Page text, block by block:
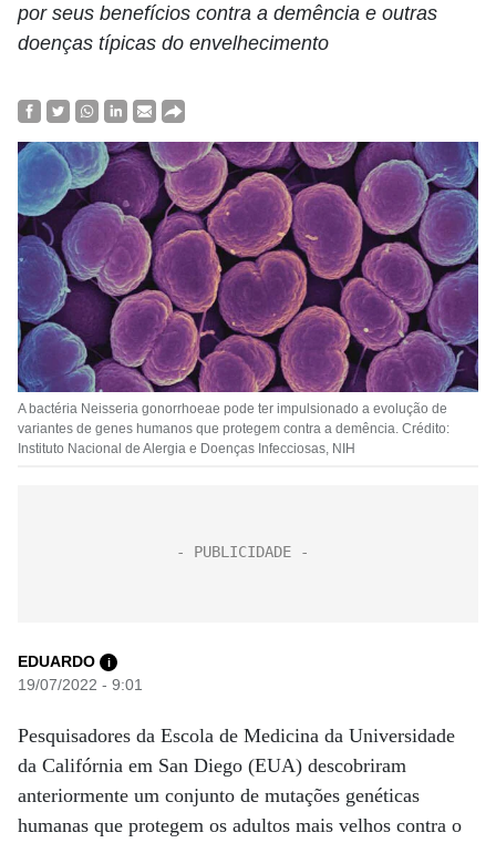
por seus benefícios contra a demência e outras
doenças típicas do envelhecimento
A bactéria Neisseria gonorrhoeae pode ter impulsionado a evolução de
variantes de genes humanos que protegem contra a demência. Crédito:
Instituto Nacional de Alergia e Doenças Infecciosas, NIH
EDUARDO i
19/07/2022 - 9:01
Pesquisadores da Escola de Medicina da Universidade
da Califórnia em San Diego (EUA) descobriram
anteriormente um conjunto de mutações genéticas
humanas que protegem os adultos mais velhos contra o